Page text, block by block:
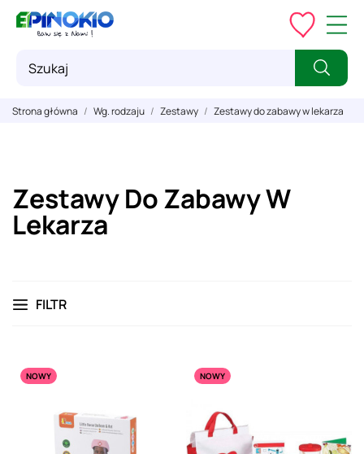
Strona główna Wg. rodzaju Zestawy Zestawy do zabawy w lekarza
Zestawy Do Zabawy W
Lekarza
FILTR
NOWY NOWY